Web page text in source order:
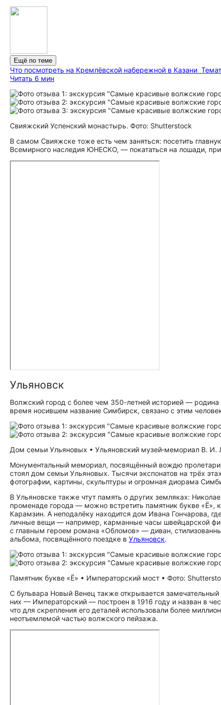
Ещё по теме
Что посмотреть на Кремлёвской набережной в Казани
Читать 6 мин
Свияжский Успенский монастырь. Фото: Shutterstock
В самом Свияжске тоже есть чем заняться: посетить
Всемирного наследия ЮНЕСКО, — покататься на лошади,
Ульяновск
Волжский город с более чем 350-летней историей —
время носившем название Симбирск, связано с этим
Дом семьи Ульяновых • Ульяновский музей‑мемориал В. И.
Монументальный мемориал, посвящённый вождю
стоял дом семьи Ульяновых. Тысячи экспонатов на трёх
фотографии, картины, скульптуры и огромная диорама
В Ульяновске также чтут память о других земляках:
променаде города — можно встретить памятник букве «Ё»,
Карамзин. А неподалёку находится дом Ивана Гончарова,
личные вещи — например, карманные часы швейцарской
с главным героем романа «Обломов» — диван,
альбома, посвящённого поездке в Ульяновск.
Памятник букве «Ё» • Императорский мост • Фото:
С бульвара Новый Венец также открывается
них — Императорский — построен в 1916 году и назван в
что для скрепления его деталей использовали более
неотъемлемой частью волжского пейзажа.